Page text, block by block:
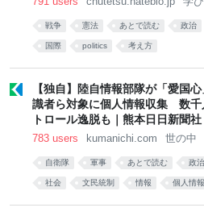
戦争 憲法 あとで読む 政治
国際 politics 考え方
【独自】陸自情報部隊が「愛国
識者ら対象に個人情報収集 数千
トロール逸脱も｜熊本日日新聞社
783 users kumanichi.com 世の中
自衛隊 軍事 あとで読む 政治
社会 文民統制 情報 個人情報